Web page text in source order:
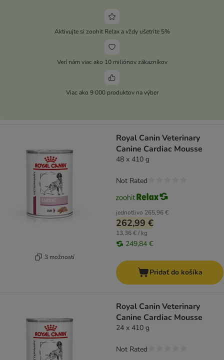
Aktivujte si zoohit Relax a vždy ušetrite 5%
Verí nám viac ako 10 miliónov zákazníkov
Viac ako 9 000 produktov na výber
3 možností
Royal Canin Veterinary
Canine Cardiac Mousse
48 x 410 g
jednotlivo 265,96 €
262,99 €
13,36 € / kg
249,84 €
Not Rated
Pridať do košíka
Royal Canin Veterinary
Canine Cardiac Mousse
24 x 410 g
Not Rated